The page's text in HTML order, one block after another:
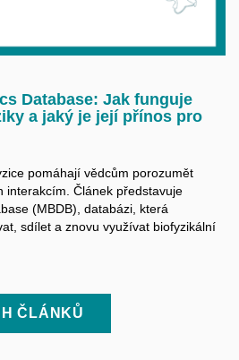
Database: Jak funguje
a jaký je její přínos pro
pomáhají vědcům porozumět
interakcím. Článek představuje
(MBDB), databázi, která
sdílet a znovu využívat biofyzikální
ČLÁNKŮ